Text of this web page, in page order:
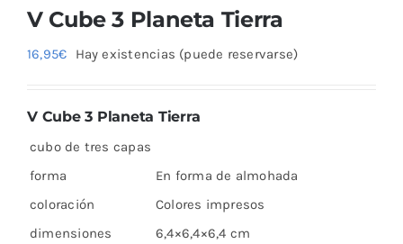
V Cube 3 Planeta Tierra
16,95€ Hay existencias (puede reservarse)
V Cube 3 Planeta Tierra
cubo de tres capas
forma
En forma de almohada
coloración
Colores impresos
dimensiones
6,4×6,4×6,4 cm